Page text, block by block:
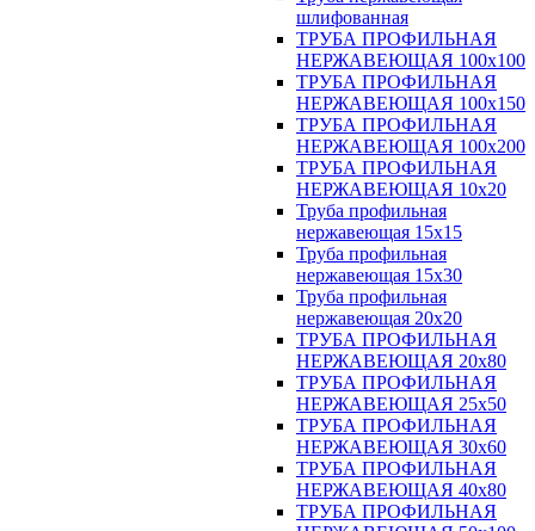
шлифованная
ТРУБА ПРОФИЛЬНАЯ
НЕРЖАВЕЮЩАЯ 100х100
ТРУБА ПРОФИЛЬНАЯ
НЕРЖАВЕЮЩАЯ 100х150
ТРУБА ПРОФИЛЬНАЯ
НЕРЖАВЕЮЩАЯ 100х200
ТРУБА ПРОФИЛЬНАЯ
НЕРЖАВЕЮЩАЯ 10х20
Труба профильная
нержавеющая 15х15
Труба профильная
нержавеющая 15х30
Труба профильная
нержавеющая 20х20
ТРУБА ПРОФИЛЬНАЯ
НЕРЖАВЕЮЩАЯ 20х80
ТРУБА ПРОФИЛЬНАЯ
НЕРЖАВЕЮЩАЯ 25х50
ТРУБА ПРОФИЛЬНАЯ
НЕРЖАВЕЮЩАЯ 30х60
ТРУБА ПРОФИЛЬНАЯ
НЕРЖАВЕЮЩАЯ 40х80
ТРУБА ПРОФИЛЬНАЯ